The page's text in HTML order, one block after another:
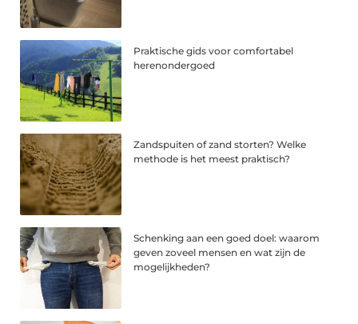
Praktische gids voor comfortabel
herenondergoed
Zandspuiten of zand storten? Welke
methode is het meest praktisch?
Schenking aan een goed doel: waarom
geven zoveel mensen en wat zijn de
mogelijkheden?